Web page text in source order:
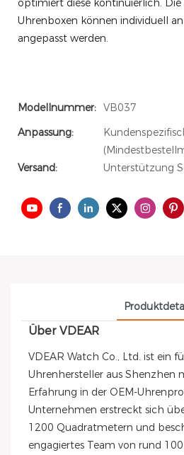
optimiert diese kontinuierlich.
Uhrenboxen können individuell
angepasst werden.
Modellnummer: VB037
Anpassung:
Versand:
Unterstützung
Über VDEAR
VDEAR Watch Co., Ltd. ist ein
Uhrenhersteller aus Shenzhen
Erfahrung in der OEM-
Unternehmen erstreckt sich
1200 Quadratmetern und
engagiertes Team von rund